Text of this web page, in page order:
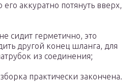
его аккуратно потянуть вверх,
сидит герметично, это
другой конец шланга, для
из соединения;
практически закончена.